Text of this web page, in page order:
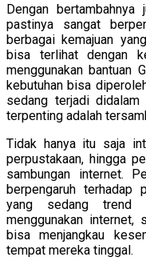
Dengan
pastinya sangat
berbagai kemajuan
bisa terlihat dengan
menggunakan bantuan
kebutuhan bisa
sedang terjadi
terpenting adalah
Tidak hanya itu saja
perpustakaan, hingga
sambungan internet.
berpengaruh terhadap
yang sedang trend
menggunakan internet,
bisa menjangkau
tempat mereka tinggal.